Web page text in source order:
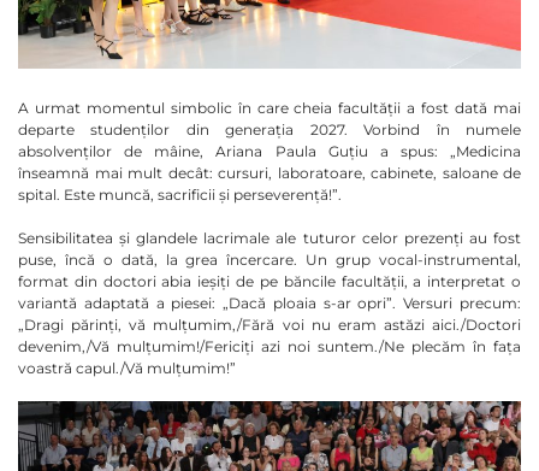
A urmat momentul simbolic în care cheia facultății a fost dată mai
departe studenților din generația 2027. Vorbind în numele
absolvenților de mâine, Ariana Paula Guțiu a spus: „Medicina
înseamnă mai mult decât: cursuri, laboratoare, cabinete, saloane de
spital. Este muncă, sacrificii și perseverență!”.
Sensibilitatea și glandele lacrimale ale tuturor celor prezenți au fost
puse, încă o dată, la grea încercare. Un grup vocal-instrumental,
format din doctori abia ieșiți de pe băncile facultății, a interpretat o
variantă adaptată a piesei: „Dacă ploaia s-ar opri”. Versuri precum:
„Dragi părinți, vă mulțumim,/Fără voi nu eram astăzi aici./Doctori
devenim,/Vă mulțumim!/Fericiți azi noi suntem./Ne plecăm în fața
voastră capul./Vă mulțumim!”